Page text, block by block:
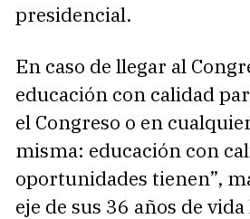
presidencial.
En caso de llegar al
educación con calidad
el Congreso o en
misma: educación con
oportunidades tienen”,
eje de sus 36 años de